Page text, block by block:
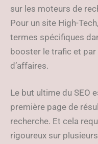
sur les moteurs de
Pour un site High-
termes spécifiques
booster le trafic et
d’affaires.
Le but ultime du SEO
première page de
recherche. Et cela
rigoureux sur